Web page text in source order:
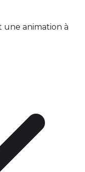
animation à